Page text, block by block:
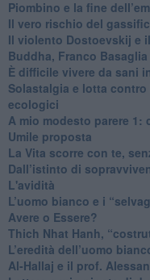
​Piombino e la fine
​Il vero rischio del
​Il violento Dostoevskij e
​Buddha, Franco
​È difficile vivere da sani
Solastalgia e lotta
ecologici
​A mio modesto parere 1:
​Umile proposta
​La Vita scorre con te,
​Dall’istinto di
L'avidità
​L’uomo bianco e i
​Avere o Essere?
​Thich Nhat Hanh,
​L’eredità dell’uomo
Al-Hallaj e il prof.